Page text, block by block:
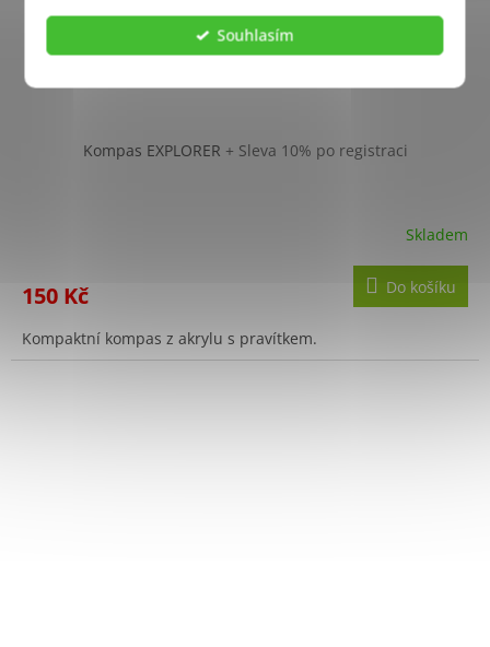
Souhlasím
Kompas EXPLORER + Sleva 10% po registraci
Skladem
150 Kč Do košíku
Kompaktní kompas z akrylu s pravítkem.